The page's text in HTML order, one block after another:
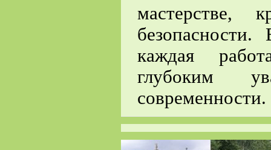
мастерстве,
каждая
глубоким
современности.